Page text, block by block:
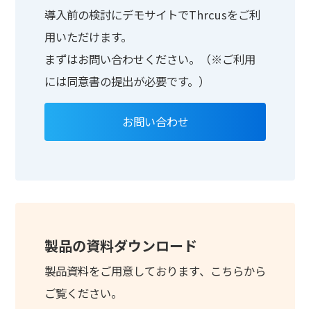
導入前の検討にデモサイトでThrcusをご利
用いただけます。
まずはお問い合わせください。（※ご利用
には同意書の提出が必要です。）
お問い合わせ
製品の資料ダウンロード
製品資料をご用意しております、こちらから
ご覧ください。